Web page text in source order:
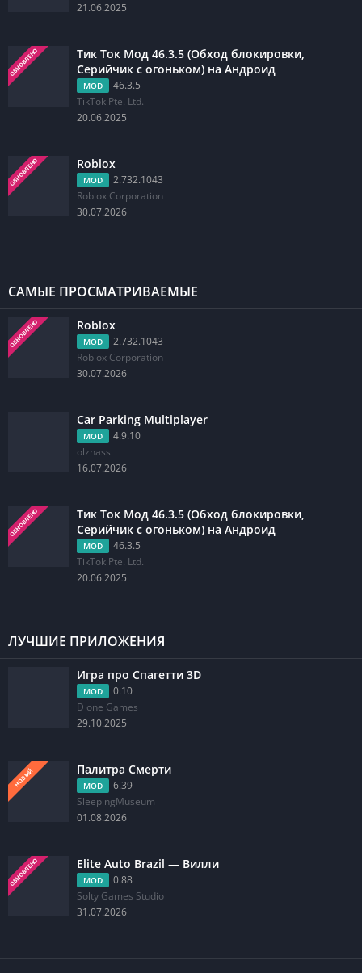
21.06.2025
ОБНОВЛЕНО
Тик Ток Мод 46.3.5 (Обход блокировки,
Серийчик с огоньком) на Андроид
MOD
46.3.5
TikTok Pte. Ltd.
20.06.2025
ОБНОВЛЕНО Roblox
MOD
2.732.1043
Roblox Corporation
30.07.2026
САМЫЕ ПРОСМАТРИВАЕМЫЕ
ОБНОВЛЕНО Roblox
MOD
2.732.1043
Roblox Corporation
30.07.2026
Car Parking Multiplayer
MOD
4.9.10
olzhass
16.07.2026
ОБНОВЛЕНО
Тик Ток Мод 46.3.5 (Обход блокировки,
Серийчик с огоньком) на Андроид
MOD
46.3.5
TikTok Pte. Ltd.
20.06.2025
ЛУЧШИЕ ПРИЛОЖЕНИЯ
Игра про Спагетти 3D
MOD
0.10
D one Games
29.10.2025
НОВЫЙ Палитра Смерти
MOD
6.39
SleepingMuseum
01.08.2026
ОБНОВЛЕНО Elite Auto Brazil — Вилли
MOD
0.88
Solty Games Studio
31.07.2026